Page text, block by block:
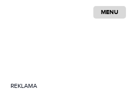
MENU
REKLAMA